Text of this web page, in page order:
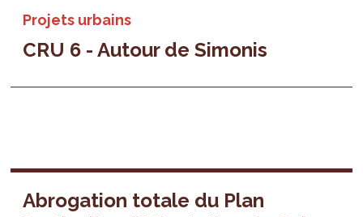
Projets urbains
CRU 6 - Autour de Simonis
Abrogation totale du Plan